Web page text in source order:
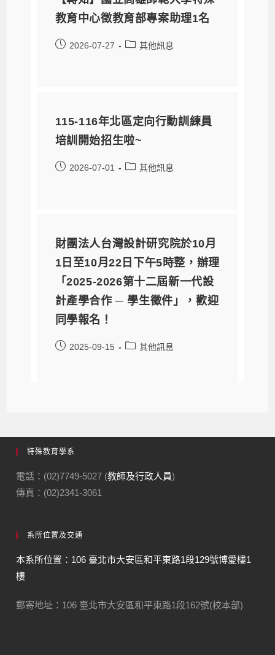
特殊教育學系
電話：(02)7749-5027 (教師及行政人員)
傳真：(02)2341-3061
系所位置及交通
本系所位置：106 臺北市大安區和平東路1段129號博愛樓1
樓
郵寄地址：106 臺北市大安區和平東路1段162號(校本部)